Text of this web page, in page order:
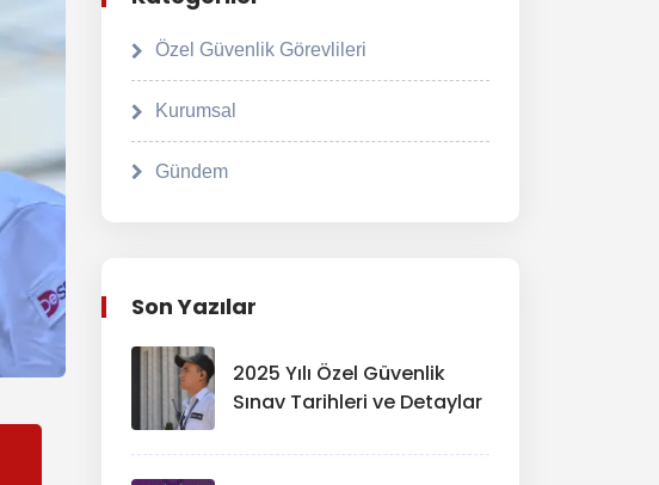
Özel Güvenlik Görevlileri
Kurumsal
Gündem
Son Yazılar
2025 Yılı Özel Güvenlik
Sınav Tarihleri ve Detaylar